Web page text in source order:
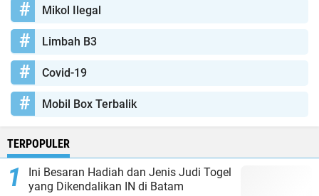
Mikol Ilegal
Limbah B3
Covid-19
Mobil Box Terbalik
TERPOPULER
Ini Besaran Hadiah dan Jenis Judi Togel
yang Dikendalikan IN di Batam